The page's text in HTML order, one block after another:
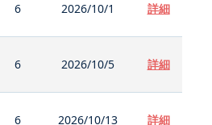
6 2026/10/1 詳細
6 2026/10/5 詳細
6 2026/10/13 詳細